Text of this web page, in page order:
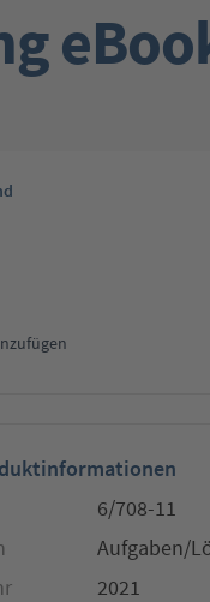
6/708-11
Aufgaben/
2021